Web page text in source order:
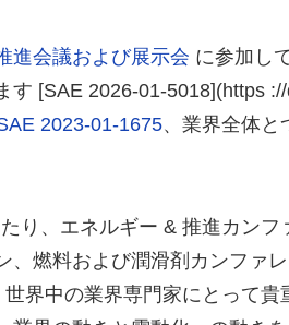
進会議および展示会 に参加し
す [SAE 2026-01-5018](https
2023-01-1675、業界全体と
り、エネルギー & 推進カンフ
、燃料および潤滑剤カンファ
界中の業界専門家にとって